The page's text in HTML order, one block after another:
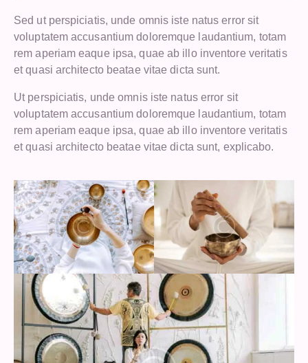
Sed ut perspiciatis, unde omnis iste natus error sit
voluptatem accusantium doloremque laudantium, totam
rem aperiam eaque ipsa, quae ab illo inventore veritatis
et quasi architecto beatae vitae dicta sunt.
Ut perspiciatis, unde omnis iste natus error sit
voluptatem accusantium doloremque laudantium, totam
rem aperiam eaque ipsa, quae ab illo inventore veritatis
et quasi architecto beatae vitae dicta sunt, explicabo.